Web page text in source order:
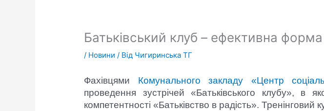
Батьківський клуб – ефективна
/ Новини / Від Чигиринська ТГ
Фахівцями Комунального закладу «Центр
проведення зустрічей «Батьківського клубу», в
компетентності «Батьківство в радість».